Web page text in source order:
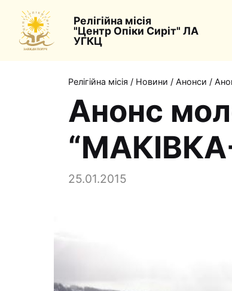
Релігійна місія
"Центр Опіки Сиріт" ЛА
УГКЦ
Релігійна місія / Новини / Анонси /
Анонс
25.01.2015